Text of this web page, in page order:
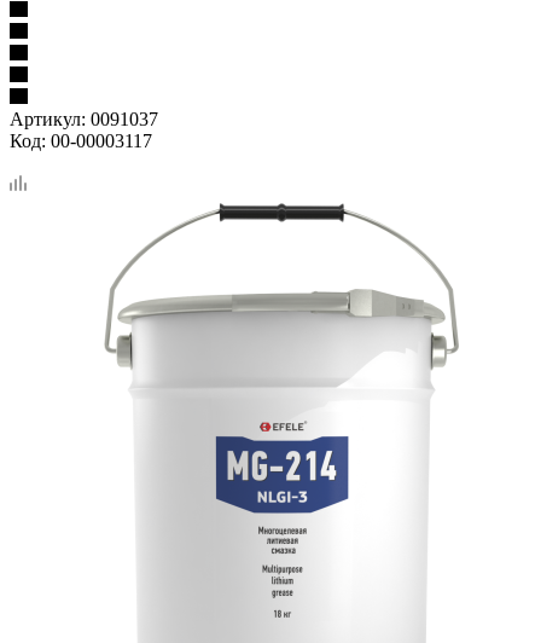
Артикул: 0091037
Код: 00-00003117